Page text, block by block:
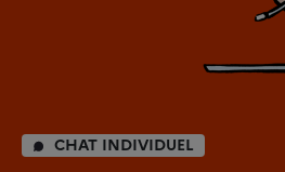
CHAT INDIVIDUEL